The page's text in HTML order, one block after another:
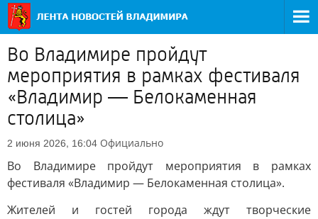
Во Владимире пройдут
мероприятия в рамках фестиваля
«Владимир — Белокаменная
столица»
2 июня 2026, 16:04 Официально
Во Владимире пройдут мероприятия в рамках
фестиваля «Владимир — Белокаменная столица».
Жителей и гостей города ждут творческие